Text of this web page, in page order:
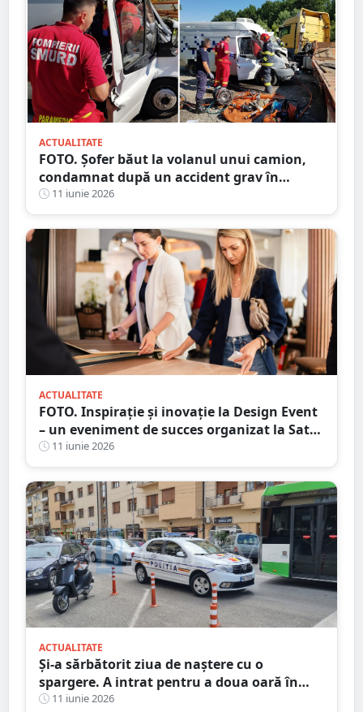
ACTUALITATE
FOTO. Șofer băut la volanul unui camion,
condamnat după un accident grav în
județul Satu Mare. Victima, despăgubită cu
peste 24.000 de euro
11 iunie 2026
ACTUALITATE
FOTO. Inspirație și inovație la Design Event
– un eveniment de succes organizat la Satu
Mare
11 iunie 2026
ACTUALITATE
Și-a sărbătorit ziua de naștere cu o
spargere. A intrat pentru a doua oară în
aceeași pizzerie din Satu Mare
11 iunie 2026